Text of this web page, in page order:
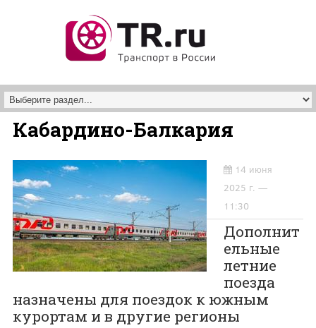
Кабардино-Балкария
14 июня
2025 г. —
11:30
Дополнит
ельные
летние
поезда
назначены для поездок к южным
курортам и в другие регионы